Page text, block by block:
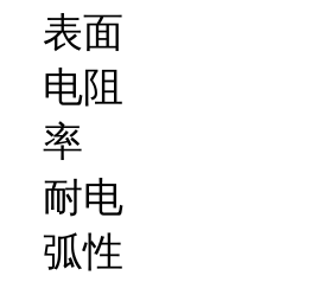
表面
电阻
率
耐电
弧性